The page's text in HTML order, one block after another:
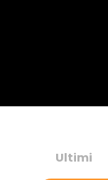
Ultimi